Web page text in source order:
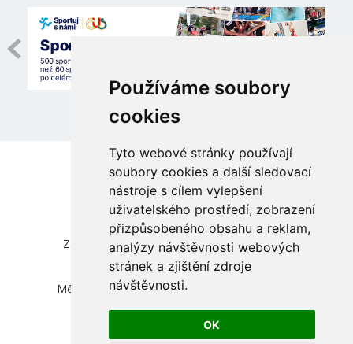
Používáme soubory
cookies
Tyto webové stránky používají
soubory cookies a další sledovací
nástroje s cílem vylepšení
uživatelského prostředí, zobrazení
přizpůsobeného obsahu a reklam,
analýzy návštěvnosti webových
stránek a zjištění zdroje
návštěvnosti.
OK
Česká unie sportu, z.s.
Zátopkova 100/2, Praha 6 - Břevnov, 169 00
IČ 00469548, DIČ CZ00469548
zapsána ve spolkovém rejstříku vedeném
Městským soudem v Praze, oddíl L, vložka 830
info@cuscz.cz